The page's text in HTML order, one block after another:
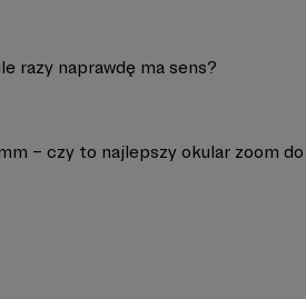
razy naprawdę ma sens?
– czy to najlepszy okular zoom do